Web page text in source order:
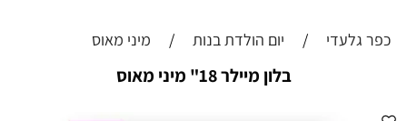
כפר גלעדי / יום הולדת בנות / מיני מאוס
בלון מיילר 18" מיני מאוס